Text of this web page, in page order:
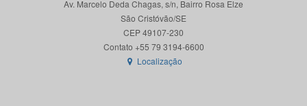
Av. Marcelo Deda Chagas, s/n, Bairro Rosa Elze
São Cristóvão/SE
CEP 49107-230
Localização